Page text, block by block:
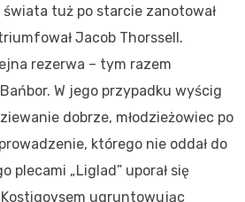
tuż po starcie zanotował
Jacob Thorssell.
rezerwa – tym razem
W jego przypadku wyścig
dobrze, młodzieżowiec po
którego nie oddał do
plecami „Liglad” uporał się
ugruntowując